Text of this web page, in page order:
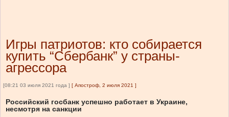
Игры патриотов: кто собирается
купить “Сбербанк” у страны-
агрессора
[08:21 03 июля 2021 года ] [ Апостроф, 2 июля 2021 ]
Российский госбанк успешно работает в Украине,
несмотря на санкции